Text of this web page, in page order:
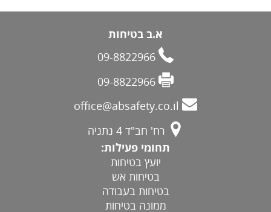
א.ב בטיחות
09-8822966
09-8822966
office@absafety.co.il
רח' חב"ד 4 נתניה
תחומי פעילות:
יועץ בטיחות
בטיחות אש
בטיחות בעבודה
ממונה בטיחות